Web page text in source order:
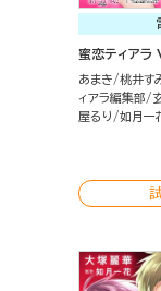
蜜恋ティア
あまき 桃井す
ィアラ編集部
屋るり
如月一